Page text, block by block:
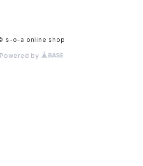
s-o-a online shop
Powered by